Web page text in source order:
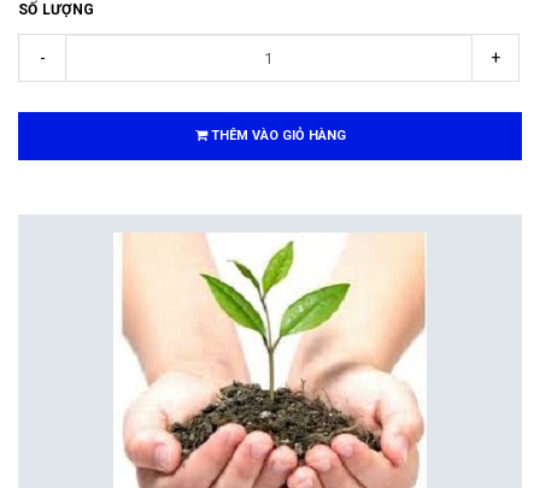
SỐ LƯỢNG
- +
THÊM VÀO GIỎ HÀNG